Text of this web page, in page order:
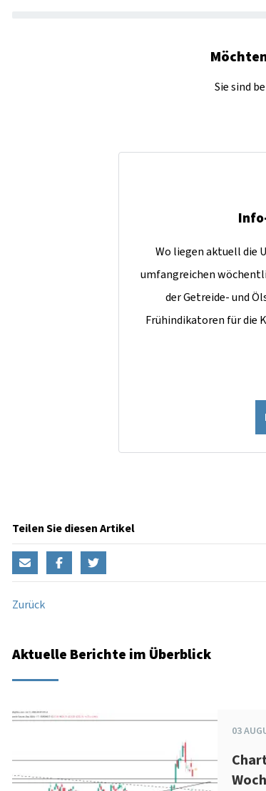
Sie sind
Wo liegen aktuell die
umfangreichen
der Getreide- und
Frühindikatoren für die
Teilen Sie diesen Artikel
Zurück
Aktuelle Berichte im Überblick
03